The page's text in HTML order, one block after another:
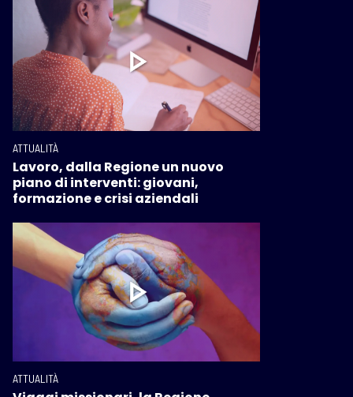
ATTUALITÀ
Lavoro, dalla Regione un nuovo
piano di interventi: giovani,
formazione e crisi aziendali
ATTUALITÀ